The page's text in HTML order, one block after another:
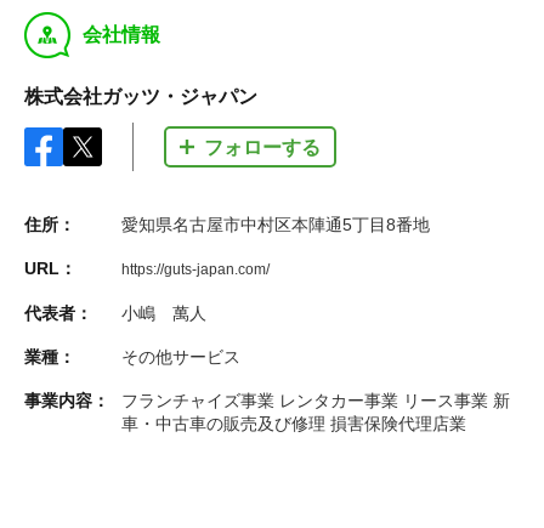
y 会社情報
株式会社ガッツ・ジャパン
フォローする
住所： 愛知県名古屋市中村区本陣通5丁目8番地
URL： https://guts-japan.com/
代表者： 小嶋 萬人
業種： その他サービス
事業内容：
フランチャイズ事業 レンタカー事業 リース事業 新
車・中古車の販売及び修理 損害保険代理店業